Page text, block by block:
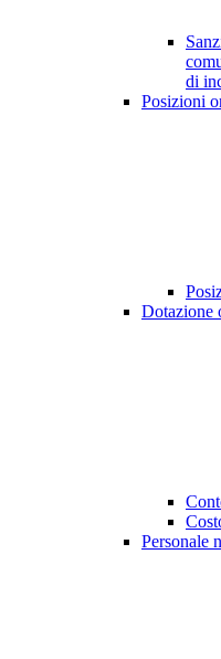
di
Posizioni
Dotazione
Personale